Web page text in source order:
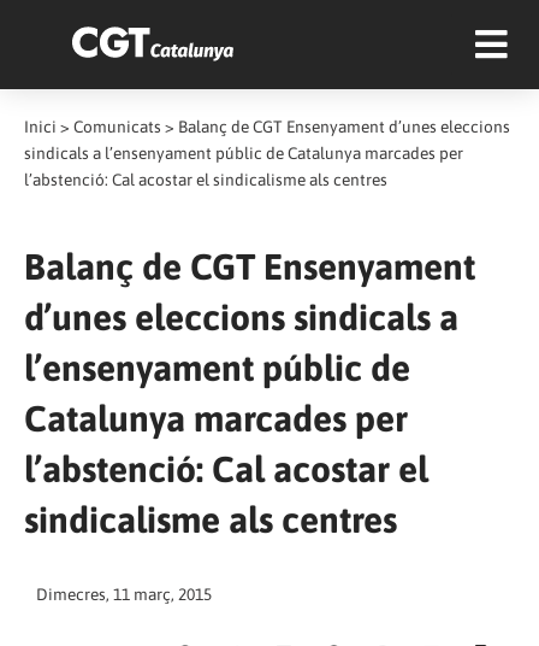
Inici > Comunicats > Balanç de CGT Ensenyament d’unes eleccions
sindicals a l’ensenyament públic de Catalunya marcades per
l’abstenció: Cal acostar el sindicalisme als centres
Balanç de CGT Ensenyament
d’unes eleccions sindicals a
l’ensenyament públic de
Catalunya marcades per
l’abstenció: Cal acostar el
sindicalisme als centres
Dimecres, 11 març, 2015